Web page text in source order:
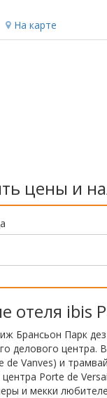
На карте
цены и
отеля ibis
Брансьон Парк
делового
de Vanves) и
Porte de
и мекки